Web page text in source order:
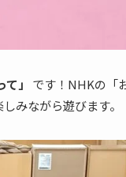
」
です！NHKの「
みながら遊びます。